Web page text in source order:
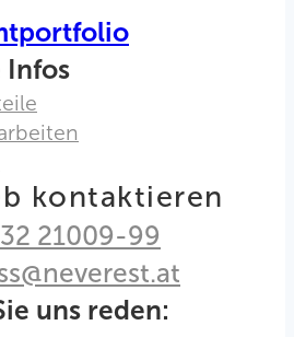
Infos
kontaktieren
21009-99
uns reden: